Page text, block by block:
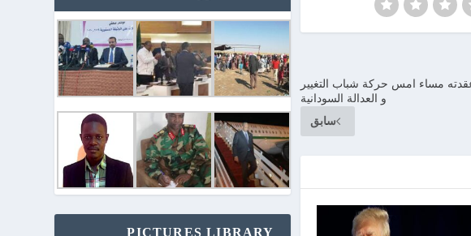
مساء امس حركة شباب التغيير
و العدالة السودانية
سابق
PICTURES LIBRARY